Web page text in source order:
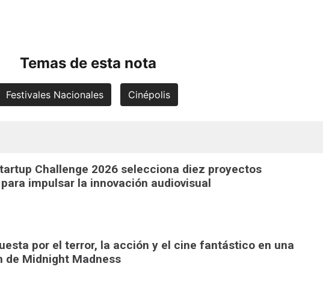
Temas de esta nota
Festivales Nacionales Cinépolis
Challenge 2026 selecciona diez proyectos
impulsar la innovación audiovisual
por el terror, la acción y el cine fantástico en una
de Midnight Madness